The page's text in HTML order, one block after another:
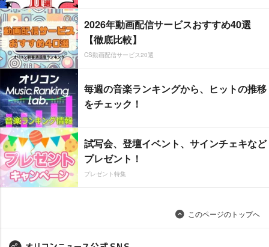
2026年動画配信サービスおすすめ40選
【徹底比較】
CS動画配信サービス20選
毎週の音楽ランキングから、ヒットの推移
をチェック！
試写会、登壇イベント、サインチェキなど
プレゼント！
プレゼント特集
このページのトップへ